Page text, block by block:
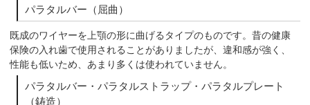
パラタルバー（屈曲）
既成のワイヤーを上顎の形に曲げるタイプのものです。昔の健康
保険の入れ歯で使用されることがありましたが、違和感が強く、
性能も低いため、あまり多くは使われていません。
パラタルバー・パラタルストラップ・パラタルプレート
（鋳造）